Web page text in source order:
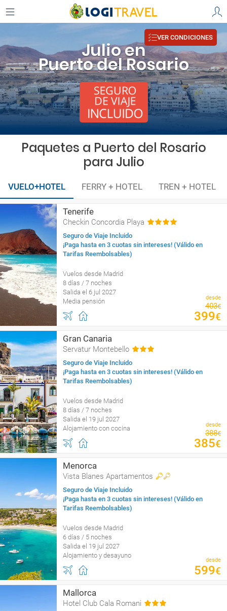
Julio en
Puerto del Rosario
VER CONDICIONES
Paquetes a Puerto del Rosario
para Julio
VUELO+HOTEL FERRY + HOTEL TREN + HOTEL
Tenerife
Checkin Concordia Playa
Seguro de Viaje Incluido
¡Paga hasta en 3 cuotas sin intereses! (Válido en
Tarifas Reembolsables)
Vuelos desde Madrid
8 días / 7 noches
Salida el 6 jul 2027
Media pensión
desde
403€
399€
Gran Canaria
Servatur Montebello
Seguro de Viaje Incluido
¡Paga hasta en 3 cuotas sin intereses! (Válido en
Tarifas Reembolsables)
Vuelos desde Madrid
8 días / 7 noches
Salida el 19 jul 2027
Alojamiento con cocina
desde
388€
385€
Menorca
Vista Blanes Apartamentos
Seguro de Viaje Incluido
¡Paga hasta en 3 cuotas sin intereses! (Válido en
Tarifas Reembolsables)
Vuelos desde Madrid
6 días / 5 noches
Salida el 19 jul 2027
Alojamiento y desayuno
desde
599€
Mallorca
Hotel Club Cala Romani